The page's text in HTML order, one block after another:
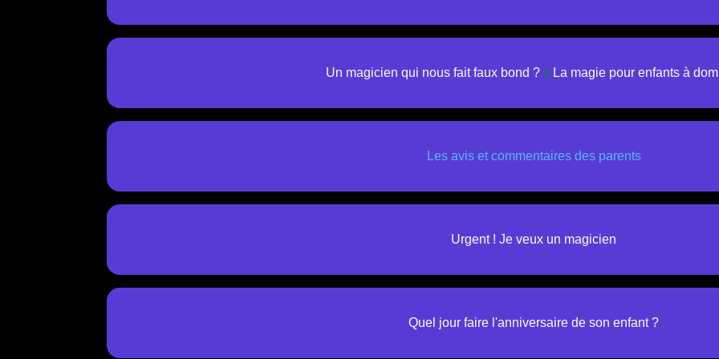
Un magicien qui nous fait faux bond ? La magie pour enfants à
Les avis et commentaires des parents
Urgent ! Je veux un magicien
Quel jour faire l'anniversaire de son enfant ?